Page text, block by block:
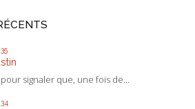
signaler que, une fois de...